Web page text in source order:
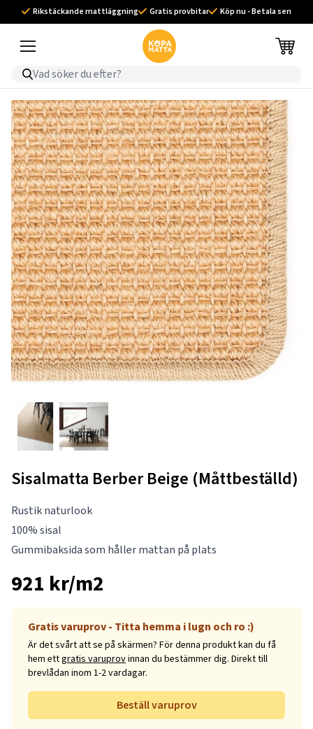
Rikstäckande mattläggning Gratis provbitar Köp nu - Betala sen
Sisalmatta Berber Beige (Måttbeställd)
Rustik naturlook
100% sisal
Gummibaksida som håller mattan på plats
921 kr/m2
Gratis varuprov - Titta hemma i lugn och ro :)
Är det svårt att se på skärmen? För denna produkt kan du få
hem ettgratis varuprovinnan du bestämmer dig. Direkt till
brevlådan inom 1-2 vardagar.
Beställ varuprov